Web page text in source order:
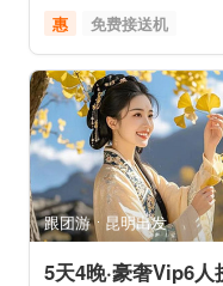
惠
免费接送机
赠送早餐
世界遗产
雪山之旅
行车时长短
美食享受
摄影之旅
自然山水
跟团游 昆明出发
5天4晚·豪奢Vip6人